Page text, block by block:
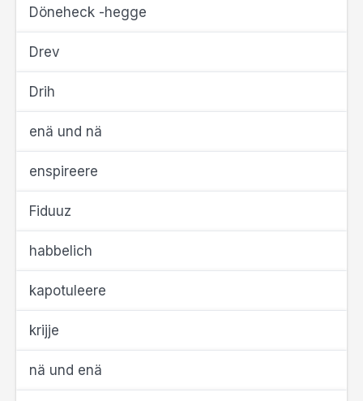
Döneheck -hegge
Drev
Drih
enä und nä
enspireere
Fiduuz
habbelich
kapotuleere
krijje
nä und enä